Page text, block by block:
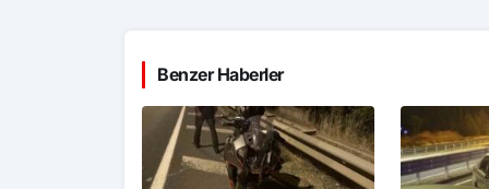
Benzer Haberler